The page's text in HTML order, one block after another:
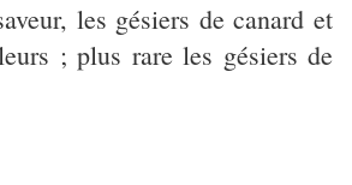
les gésiers de canard et
; plus rare les gésiers de